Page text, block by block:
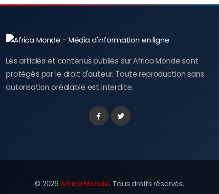
Les articles et contenus publiés sur Africa Monde sont
protégés par le droit d'auteur. Toute reproduction sans
autorisation préalable est interdite.
FacebookTwitter
© 2026 Africa Monde. Tous droits réservés.